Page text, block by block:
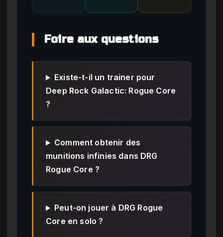
Foire aux questions
Existe-t-il un trainer pour
Deep Rock Galactic: Rogue Core
?
Comment obtenir des
munitions infinies dans DRG
Rogue Core ?
Peut-on jouer à DRG Rogue
Core en solo ?